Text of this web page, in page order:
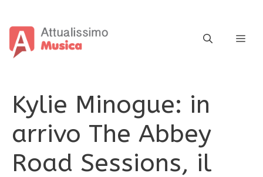
contenuto
Kylie Minogue: in
arrivo The Abbey
Road Sessions, il